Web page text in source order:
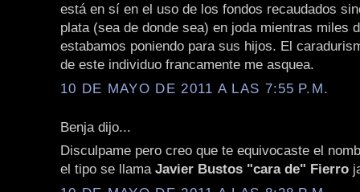
está en sí en el uso de los fondos recaudados
plata (sea de donde sea) en joda mientras miles
estabamos poniendo para sus hijos. El
de este individuo francamente me asquea.
10 DE MAYO DE 2011 A LAS 7:55 P.M.
Benja dijo...
Disculpame pero creo que te equivocaste el
el tipo se llama Javier Bustos "cara de" Fierro